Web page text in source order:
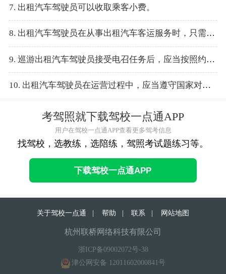
7. 出租汽车驾驶员可以收取乘客小费。
8. 出租汽车驾驶员在从事出租汽车客运服务时，只需带相应车辆的机动车驾驶证和行驶证。
9. 巡游出租汽车驾驶员接受电召任务后，应当按照约定时间到达约定地点。乘客未按约定候车时，驾驶员应当与乘客或者电召服务人员联系确认。
10. 出租汽车驾驶员在运营过程中，应当遵守国家对驾驶员在法律法规、职业道德、服务规范、安全运营等方面的资格规定，文明行车、优质服务。
考驾照就下载驾校一点通APP
用户在驾校一点通APP查看更多驾考信息
找驾校，选教练，选陪练，驾照考试题练习等。
下载驾校一点通APP
关于驾校一点通 | 帮助 | 联系 | 网站地图
杭州联桥网络科技有限公司
浙ICP备09002072号-38
津公网安备 12011602000841号